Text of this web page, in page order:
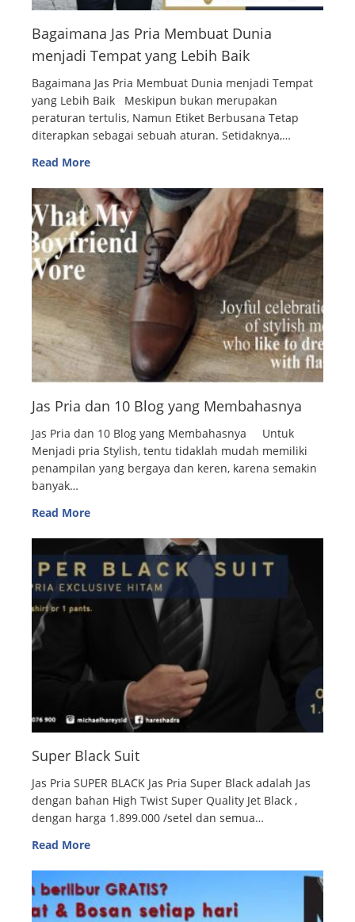
Bagaimana Jas Pria Membuat Dunia
menjadi Tempat yang Lebih Baik
Bagaimana Jas Pria Membuat Dunia menjadi Tempat
yang Lebih Baik Meskipun bukan merupakan
peraturan tertulis, Namun Etiket Berbusana Tetap
diterapkan sebagai sebuah aturan. Setidaknya,…
Read More
Jas Pria dan 10 Blog yang Membahasnya
Jas Pria dan 10 Blog yang Membahasnya Untuk
Menjadi pria Stylish, tentu tidaklah mudah memiliki
penampilan yang bergaya dan keren, karena semakin
banyak…
Read More
Super Black Suit
Jas Pria SUPER BLACK Jas Pria Super Black adalah Jas
dengan bahan High Twist Super Quality Jet Black ,
dengan harga 1.899.000 /setel dan semua…
Read More